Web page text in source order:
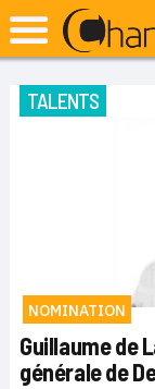
TALENTS
NOMINATION
Guillaume de
générale de